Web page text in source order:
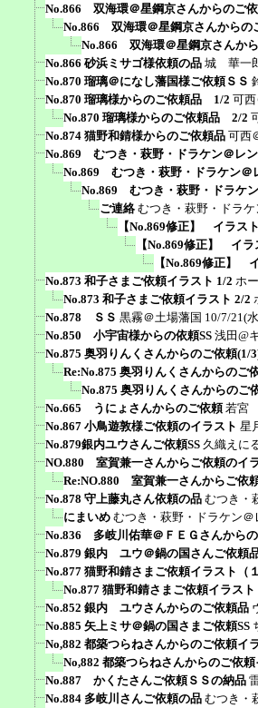
No.866 双海環＠星鋼京さんからのご
No.866 双海環＠星鋼京さんからの
No.866 双海環＠星鋼京さんか
No.866 砂浜ミサゴ様依頼の品 城 華一
No.870 瑠璃＠になし藩国様ご依頼ＳＳ
No.870 瑠璃様からのご依頼品 1/2 可
No.870 瑠璃様からのご依頼品 2/2
No.874 猫野和錆様からのご依頼品 可西
No.869 むつき・萩野・ドラケン＠レ
No.869 むつき・萩野・ドラケン＠
No.869 むつき・萩野・ドラケ
ご連絡 むつき・萩野・ドラ
【No.869修正】 イラス
【No.869修正】 イラ
【No.869修正】
No.873 和子さまご依頼イラスト 1/2 ホ
No.873 和子さまご依頼イラスト 2/2
No.878 ＳＳ 黒霧＠土場藩国 10/7/21(
No.850 小宇宙様からの依頼SS 浅田@
No.875 奥羽りんくさんからのご依頼(1/
Re:No.875 奥羽りんくさんからのご
No.875 奥羽りんくさんからのご
No.665 うにょさんからのご依頼 若宮
No.867 小鳥遊敦様ご依頼のイラスト 星
No.879銀内ユウさんご依頼SS 久織えに
NO.880 室賀兼一さんからご依頼のイ
Re:NO.880 室賀兼一さんからご依
No.878 守上藤丸さん依頼の品 むつき・
にまいめ むつき・萩野・ドラケン
No.836 多岐川佑華＠ＦＥＧさんから
No.879 銀内 ユウ＠鍋の国さんご依頼
No.877 猫野和錆さまご依頼イラスト（１
No.877 猫野和錆さまご依頼イラスト
No.852 銀内 ユウさんからのご依頼品
No.885 矢上ミサ＠鍋の国さまご依頼SS
No,882 都築つらねさんからのご依頼イ
No,882 都築つらねさんからのご依
No.887 かくたさんご依頼ＳＳの納品
No.884 多岐川さんご依頼の品 むつき・